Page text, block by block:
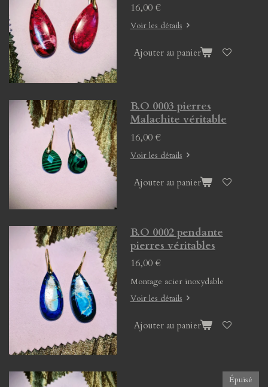
16,00 €
Voir les détails
Ajouter au panier
B.O 0003 pierres
Malachite véritable
16,00 €
Voir les détails
Ajouter au panier
B.O 0002 pendante
pierres véritables
16,00 €
Montage acier inoxydable
Voir les détails
Ajouter au panier
Épuisé